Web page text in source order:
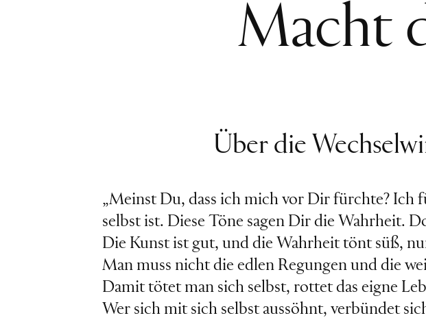
Macht
Über die
„Meinst Du, dass ich mich vor Dir fürchte? Ich
selbst ist. Diese Töne sagen Dir die Wahrheit.
Die Kunst ist gut, und die Wahrheit tönt süß,
Man muss nicht die edlen Regungen und die
Damit tötet man sich selbst, rottet das eigne
Wer sich mit sich selbst aussöhnt, verbündet